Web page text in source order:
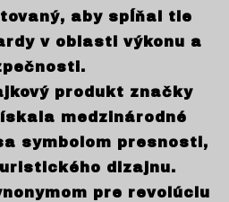
aby spĺňal tie
v oblasti výkonu a
produkt značky
medzinárodné
symbolom presnosti,
dizajnu.
pre revolúciu